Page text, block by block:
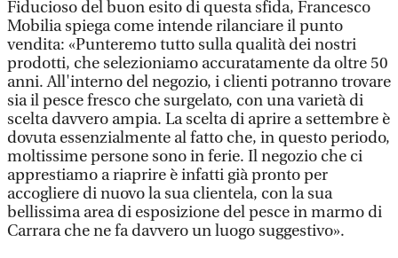
Fiducioso del buon esito di questa sfida, Francesco
Mobilia spiega come intende rilanciare il punto
vendita: «Punteremo tutto sulla qualità dei nostri
prodotti, che selezioniamo accuratamente da oltre 50
anni. All'interno del negozio, i clienti potranno trovare
sia il pesce fresco che surgelato, con una varietà di
scelta davvero ampia. La scelta di aprire a settembre è
dovuta essenzialmente al fatto che, in questo periodo,
moltissime persone sono in ferie. Il negozio che ci
apprestiamo a riaprire è infatti già pronto per
accogliere di nuovo la sua clientela, con la sua
bellissima area di esposizione del pesce in marmo di
Carrara che ne fa davvero un luogo suggestivo».